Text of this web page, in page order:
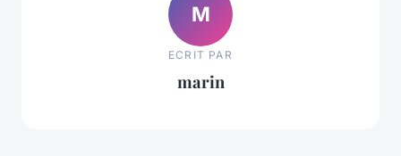
M
ECRIT PAR
marin